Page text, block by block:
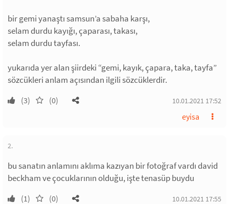
bir gemi yanaştı samsun’a sabaha karşı,
selam durdu kayığı, çaparası, takası,
selam durdu tayfası.
yukarıda yer alan şiirdeki “gemi, kayık, çapara, taka, tayfa”
sözcükleri anlam açısından ilgili sözcüklerdir.
(3) (0) 10.01.2021 17:52
eyisa
2.
bu sanatın anlamını aklıma kazıyan bir fotoğraf vardı david
beckham ve çocuklarının olduğu, işte tenasüp buydu
(1) (0) 10.01.2021 17:55